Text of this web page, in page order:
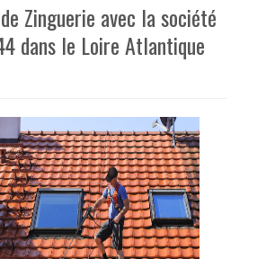
Zinguerie avec la société
dans le Loire Atlantique